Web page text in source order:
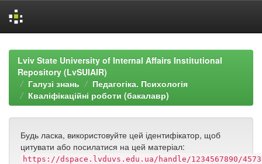
navigationLviv State University of Internal Affairs Institutional
Repository (LvSUIAIR)
Галузі знань
Педагогіка. Психологія
Кваліфікаційні роботи (бакалавр)
Будь ласка, використовуйте цей ідентифікатор, щоб
цитувати або посилатися на цей матеріал:
https://dspace.lvduvs.edu.ua/handle/1234567890/4573